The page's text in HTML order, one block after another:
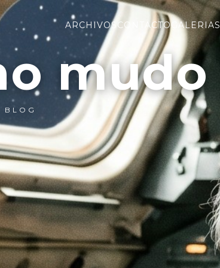
ARCHIVOS CONTACTO GALERIAS
mudo
BLOG